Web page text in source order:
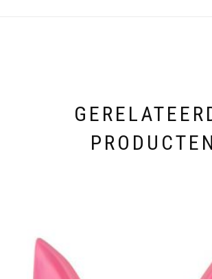
PRODUCTEN